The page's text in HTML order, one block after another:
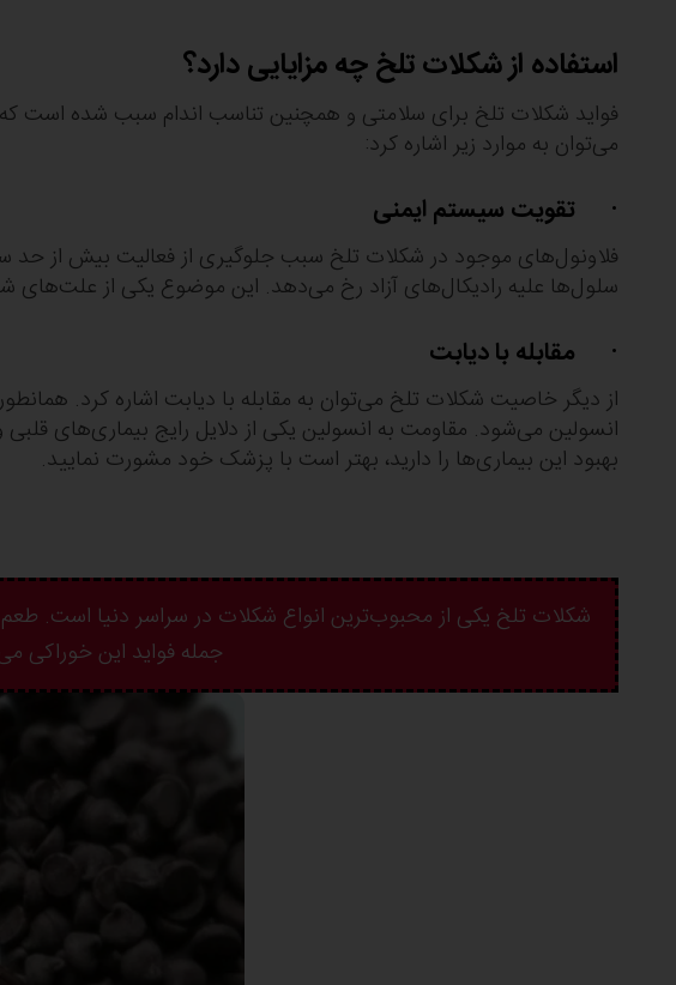
استفاده از شکلات تلخ چه مزایایی دارد؟
فواید شکلات تلخ برای سلامتی و همچنین تناسب اندام سبب شده است که
می‌توان به موارد زیر اشاره کرد:
· تقویت سیستم ایمنی
فلاونول‌های موجود در شکلات تلخ سبب جلوگیری از فعالیت بیش از حد
سلول‌ها علیه رادیکال‌های آزاد رخ می‌دهد. این موضوع یکی از علت‌های
· مقابله با دیابت
از دیگر خاصیت شکلات تلخ می‌توان به مقابله با دیابت اشاره کرد.
انسولین می‌شود. مقاومت به انسولین یکی از دلایل رایج بیماری‌های
بهبود این بیماری‌ها را دارید، بهتر است با پزشک خود مشورت نمایید.
شکلات تلخ یکی از محبوب‌ترین انواع شکلات در سراسر دنیا است.
جمله فواید این خوراکی